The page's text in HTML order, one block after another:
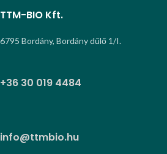
TTM-BIO Kft.
6795 Bordány, Bordány dűlő 1/I.
+36 30 019 4484
info@ttmbio.hu